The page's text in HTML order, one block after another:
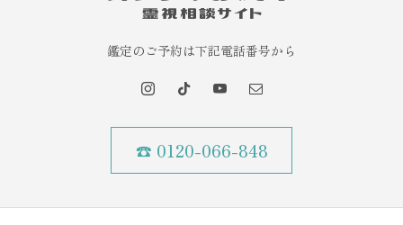
鑑定のご予約は下記電話番号から
☎ 0120-066-848